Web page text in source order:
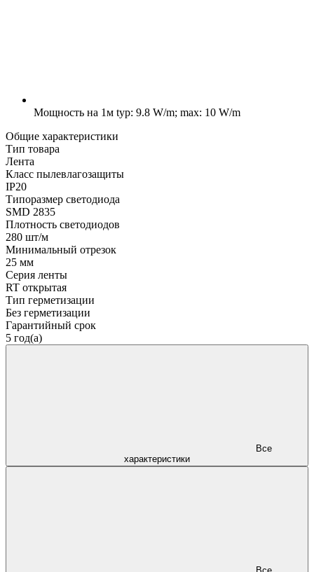
Мощность на 1м typ: 9.8 W/m; max: 10 W/m
Общие характеристики
Тип товара
Лента
Класс пылевлагозащиты
IP20
Типоразмер светодиода
SMD 2835
Плотность светодиодов
280 шт/м
Минимальный отрезок
25 мм
Серия ленты
RT открытая
Тип герметизации
Без герметизации
Гарантийный срок
5 год(а)
характеристики